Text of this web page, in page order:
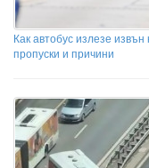
Как автобус излезе
пропуски и причини